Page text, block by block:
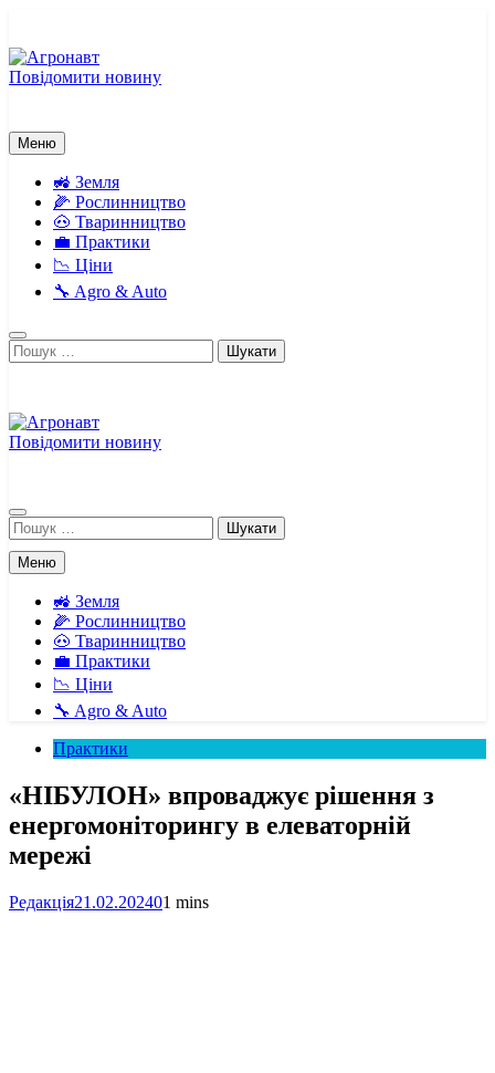
вмісту
Повідомити новину
Меню
🚜 Земля
🌽 Рослинництво
🐽 Тваринництво
💼 Практики
📉 Ціни
🔧 Agro & Auto
Пошук:
Повідомити новину
Пошук:
Меню
🚜 Земля
🌽 Рослинництво
🐽 Тваринництво
💼 Практики
📉 Ціни
🔧 Agro & Auto
Практики
«НІБУЛОН» впроваджує рішення з
енергомоніторингу в елеваторній
мережі
Редакція21.02.202401 mins